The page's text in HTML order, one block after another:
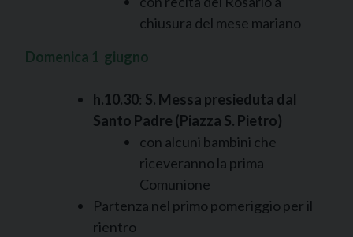
chiusura del mese mariano
Domenica 1 giugno
h.10.30: S. Messa presieduta dal
Santo Padre (Piazza S. Pietro)
con alcuni bambini che
riceveranno la prima
Comunione
Partenza nel primo pomeriggio per il
rientro